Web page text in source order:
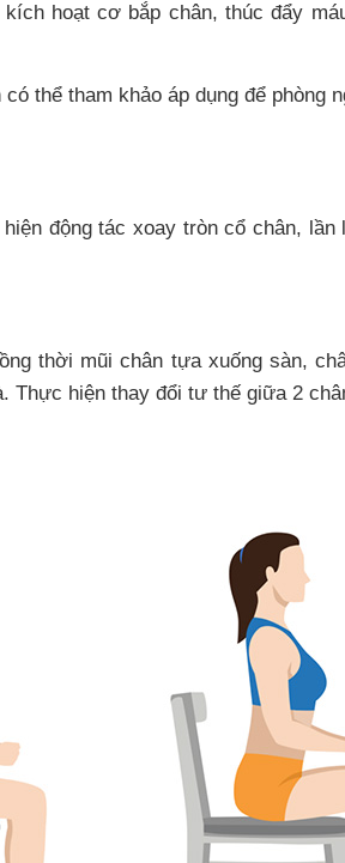
hoạt cơ bắp chân, thúc đẩy
thể tham khảo áp dụng để phòng
động tác xoay tròn cổ chân,
thời mũi chân tựa xuống sàn,
Thực hiện thay đổi tư thế giữa 2